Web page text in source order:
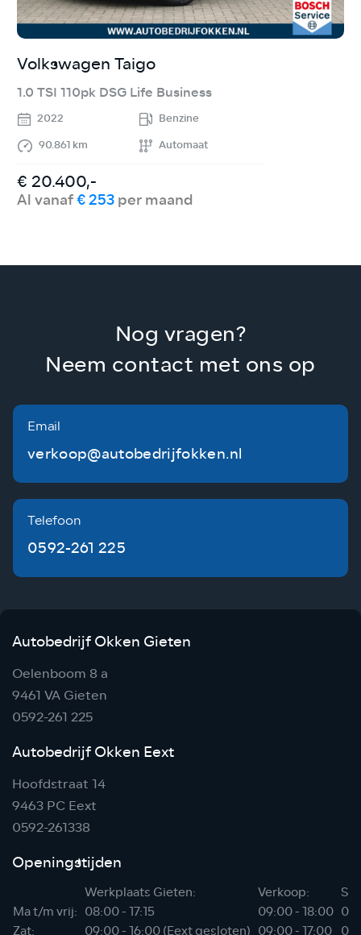
Volkswagen Taigo
1.0 TSI 110pk DSG Life Business
2022
Benzine
90.861 km
Automaat
€ 20.400,-
Al vanaf€ 253per maand
Nog vragen?
Neem contact met ons op
Email
verkoop@autobedrijfokken.nl
Telefoon
0592-261 225
Autobedrijf Okken Gieten
Oelenboom 8 a
9461 VA Gieten
0592-261 225
Autobedrijf Okken Eext
Hoofdstraat 14
9463 PC Eext
0592-261338
Openingstijden
Werkplaats Gieten: Verkoop:
Ma t/m vrij: 08:00 - 17:15 09:00 - 18:00